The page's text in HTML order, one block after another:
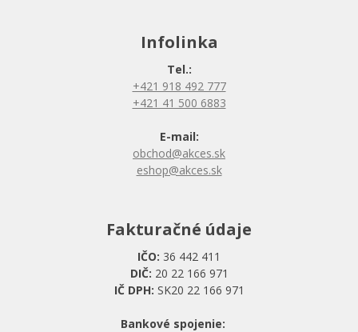
Infolinka
Tel.:
+421 918 492 777
+421 41 500 6883
E-mail:
obchod@akces.sk
eshop@akces.sk
Fakturačné údaje
IČO: 36 442 411
DIČ: 20 22 166 971
IČ DPH: SK20 22 166 971
Bankové spojenie: